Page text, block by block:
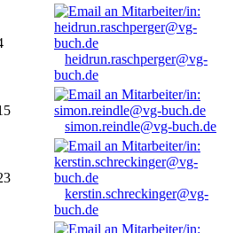
heidrun.raschperger@vg-
buch.de
simon.reindle@vg-buch.de
kerstin.schreckinger@vg-
buch.de